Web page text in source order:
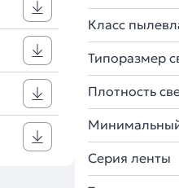
Класс
Типоразмер
Плотность
Серия ленты